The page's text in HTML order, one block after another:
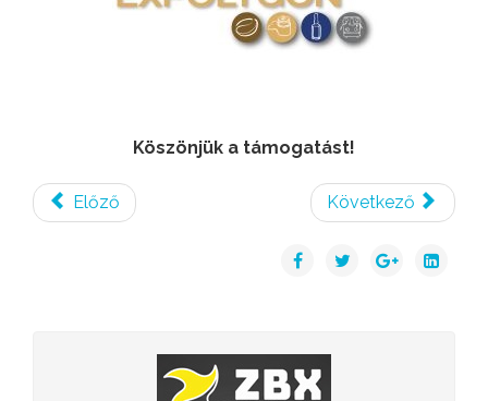
Köszönjük a támogatást!
Előző Következő